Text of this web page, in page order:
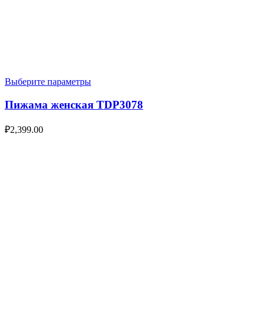
Выберите параметры
Пижама женская TDP3078
₽2,399.00